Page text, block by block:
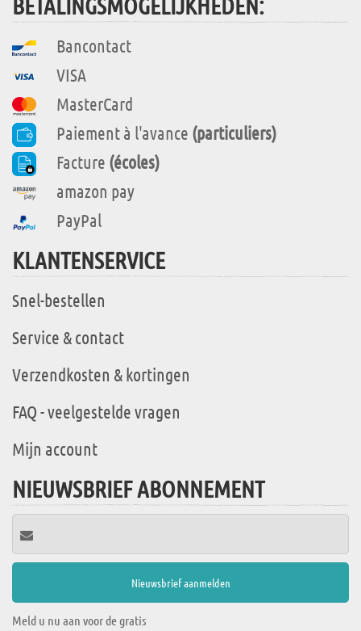
Bancontact
VISA
MasterCard
Paiement à l'avance (particuliers)
Facture (écoles)
amazon pay
PayPal
KLANTENSERVICE
Snel-bestellen
Service & contact
Verzendkosten & kortingen
FAQ - veelgestelde vragen
Mijn account
NIEUWSBRIEF ABONNEMENT
Meld u nu aan voor de gratis